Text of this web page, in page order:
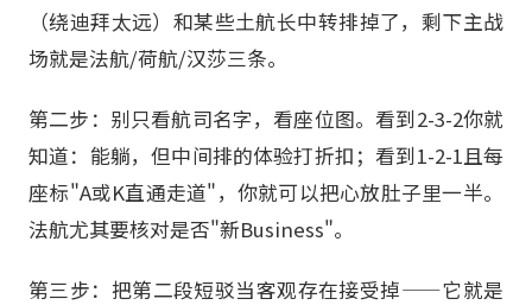
（绕迪拜太远）和某些土航长中转排掉了，剩下主战
场就是法航/荷航/汉莎三条。
第二步：别只看航司名字，看座位图。看到2-3-2你就
知道：能躺，但中间排的体验打折扣；看到1-2-1且每
座标"A或K直通走道"，你就可以把心放肚子里一半。
法航尤其要核对是否"新Business"。
第三步：把第二段短驳当客观存在接受掉——它就是